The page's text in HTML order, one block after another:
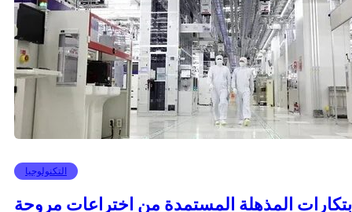
التكنولوجيا
المذهلة المستمدة من اختراعات مروحة